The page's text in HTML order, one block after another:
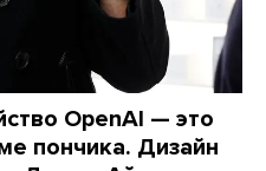
OpenAI — это
пончика. Дизайн